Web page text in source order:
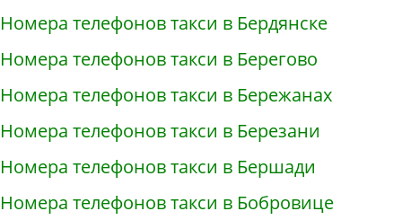
Номера телефонов такси в Бердянске
Номера телефонов такси в Берегово
Номера телефонов такси в Бережанах
Номера телефонов такси в Березани
Номера телефонов такси в Бершади
Номера телефонов такси в Бобровице